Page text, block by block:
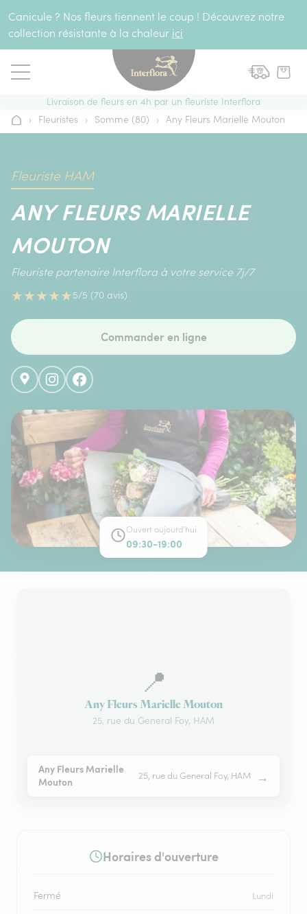
Canicule ? Nos fleurs tiennent le coup ! Découvrez notre
collection résistante à la chaleur ici
Livraison de fleurs en 4h par un fleuriste Interflora
Accueil
› Fleuristes › Somme (80) › Any Fleurs Marielle Mouton
Fleuriste HAM
ANY FLEURS MARIELLE
MOUTON
Fleuriste partenaire Interflora à votre service 7j/7
★★★★★5/5 (70 avis)
Commander en ligne
Ouvert aujourd'hui
09:30-19:00
📍
Any Fleurs Marielle Mouton
25, rue du General Foy, HAM
Any Fleurs Marielle
Mouton
25, rue du General Foy, HAM →
Horaires d'ouverture
Fermé Lundi